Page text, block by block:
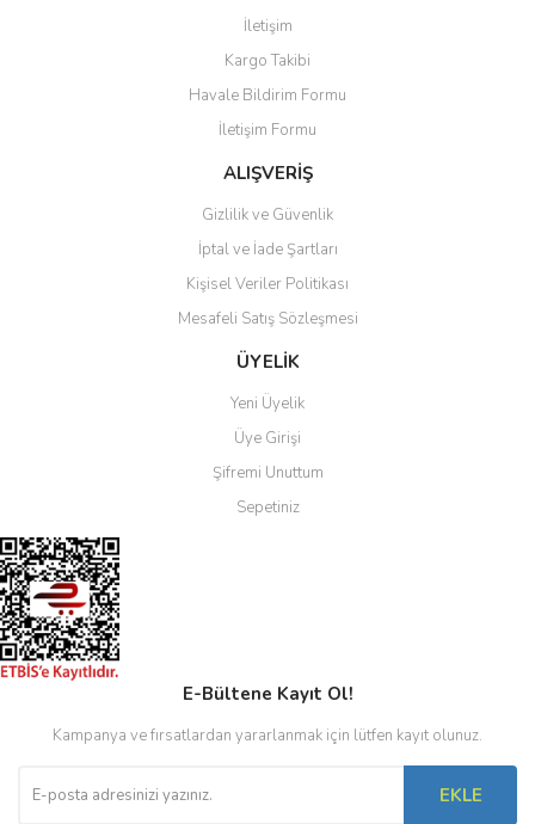
Ürün resmi kalitesiz, bozuk veya görüntülenemiyor.
Ürün açıklamasında eksik bilgiler bulunuyor.
Ürün bilgilerinde hatalar bulunuyor.
Ürün fiyatı diğer sitelerden daha pahalı.
Gönder
İletişim
Kargo Takibi
Havale Bildirim Formu
İletişim Formu
ALIŞVERİŞ
Gizlilik ve Güvenlik
İptal ve İade Şartları
Kişisel Veriler Politikası
Mesafeli Satış Sözleşmesi
ÜYELİK
Yeni Üyelik
Üye Girişi
Şifremi Unuttum
Sepetiniz
E-Bültene Kayıt Ol!
Kampanya ve fırsatlardan yararlanmak için lütfen kayıt olunuz.
EKLE